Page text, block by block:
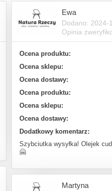
Ewa
Dodano: 2024-
Opinia
Ocena produktu:
Ocena sklepu:
Ocena dostawy:
Ocena produktu:
Ocena sklepu:
Ocena dostawy:
Dodatkowy komentarz:
Szybciutka wysyłka! Olejek
🤗
Martyna